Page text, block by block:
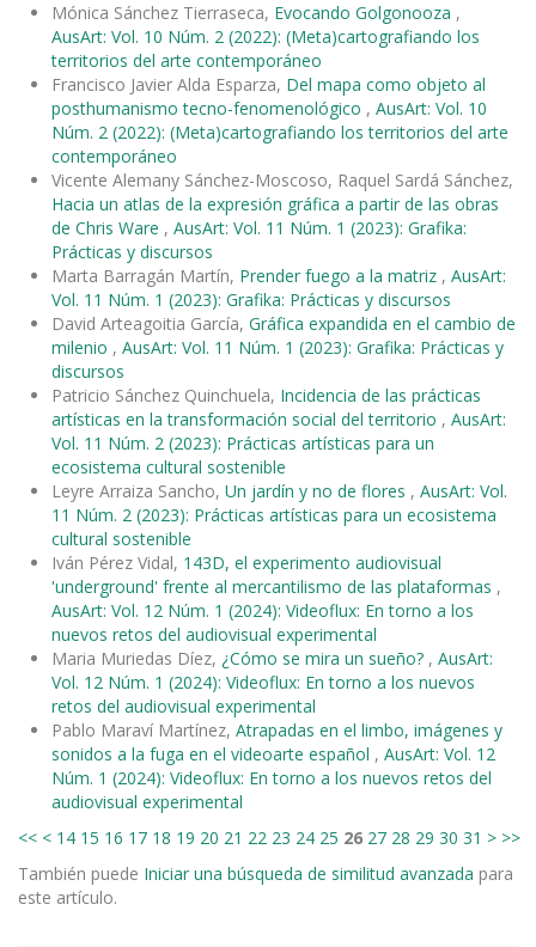
Mónica Sánchez Tierraseca, Evocando Golgonooza ,
AusArt: Vol. 10 Núm. 2 (2022): (Meta)cartografiando los
territorios del arte contemporáneo
Francisco Javier Alda Esparza, Del mapa como objeto al
posthumanismo tecno-fenomenológico , AusArt: Vol. 10
Núm. 2 (2022): (Meta)cartografiando los territorios del arte
contemporáneo
Vicente Alemany Sánchez-Moscoso, Raquel Sardá Sánchez,
Hacia un atlas de la expresión gráfica a partir de las obras
de Chris Ware , AusArt: Vol. 11 Núm. 1 (2023): Grafika:
Prácticas y discursos
Marta Barragán Martín, Prender fuego a la matriz , AusArt:
Vol. 11 Núm. 1 (2023): Grafika: Prácticas y discursos
David Arteagoitia García, Gráfica expandida en el cambio de
milenio , AusArt: Vol. 11 Núm. 1 (2023): Grafika: Prácticas y
discursos
Patricio Sánchez Quinchuela, Incidencia de las prácticas
artísticas en la transformación social del territorio , AusArt:
Vol. 11 Núm. 2 (2023): Prácticas artísticas para un
ecosistema cultural sostenible
Leyre Arraiza Sancho, Un jardín y no de flores , AusArt: Vol.
11 Núm. 2 (2023): Prácticas artísticas para un ecosistema
cultural sostenible
Iván Pérez Vidal, 143D, el experimento audiovisual
'underground' frente al mercantilismo de las plataformas ,
AusArt: Vol. 12 Núm. 1 (2024): Videoflux: En torno a los
nuevos retos del audiovisual experimental
Maria Muriedas Díez, ¿Cómo se mira un sueño? , AusArt:
Vol. 12 Núm. 1 (2024): Videoflux: En torno a los nuevos
retos del audiovisual experimental
Pablo Maraví Martínez, Atrapadas en el limbo, imágenes y
sonidos a la fuga en el videoarte español , AusArt: Vol. 12
Núm. 1 (2024): Videoflux: En torno a los nuevos retos del
audiovisual experimental
<< < 14 15 16 17 18 19 20 21 22 23 24 25 26 27 28 29 30 31 > >>
También puede Iniciar una búsqueda de similitud avanzada para
este artículo.